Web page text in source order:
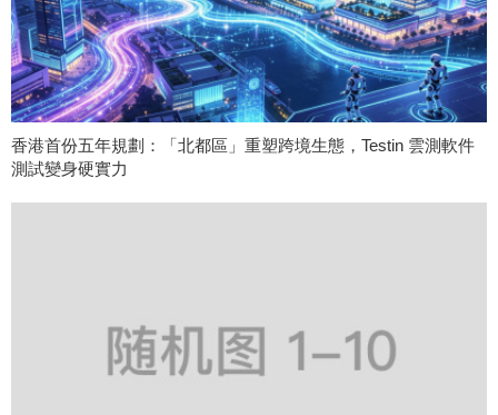
香港首份五年規劃：「北都區」重塑跨境生態，Testin 雲測軟件
測試變身硬實力